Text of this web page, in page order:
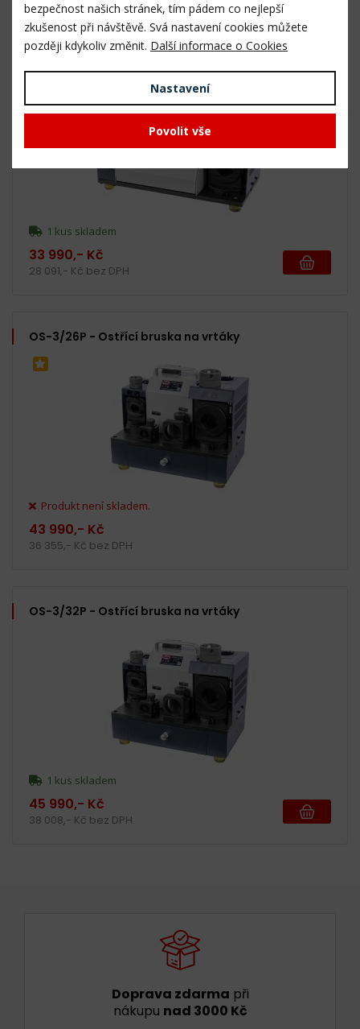
26 851,- Kč bez DPH
1 kus skladem
33 990,- Kč
28 091,- Kč bez DPH
OS-3/26P - Ostřící bruska na vrtáky
Produkt není skladem.
43 990,- Kč
36 355,- Kč bez DPH
OS-3/32P - Ostřící bruska na vrtáky
1 kus skladem
45 990,- Kč
38 008,- Kč bez DPH
Doprava zdarma při
nákupu nad 3000 Kč
bezpečnost našich stránek, tím pádem co nejlepší
zkušenost při návštěvě. Svá nastavení cookies můžete
později kdykoliv změnit. Další informace o Cookies
Nastavení
Povolit vše